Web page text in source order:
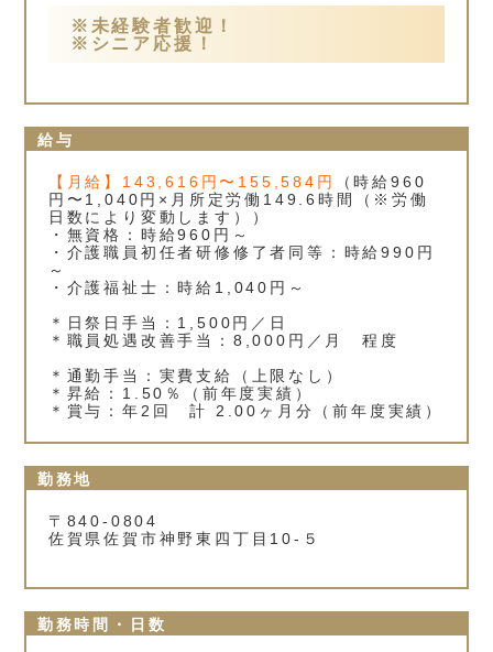
※未経験者歓迎！
※シニア応援！
給与
【月給】143,616円〜155,584円
（時給960
円〜1,040円×月所定労働149.6時間（※労働
日数により変動します））
・無資格：時給960円～
・介護職員初任者研修修了者同等：時給990円
～
・介護福祉士：時給1,040円～
＊日祭日手当：1,500円／日
＊職員処遇改善手当：8,000円／月 程度
＊通勤手当：実費支給（上限なし）
＊昇給：1.50％（前年度実績）
＊賞与：年2回 計 2.00ヶ月分（前年度実績）
勤務地
〒840-0804
佐賀県佐賀市神野東四丁目10-５
勤務時間・日数